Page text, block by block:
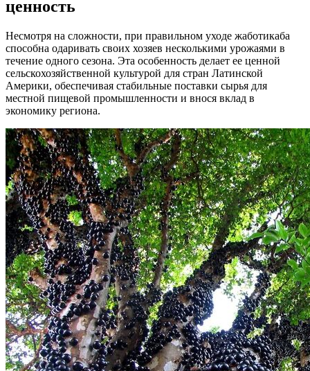
ценность
Несмотря на сложности, при правильном уходе жаботикаба
способна одаривать своих хозяев несколькими урожаями в
течение одного сезона. Эта особенность делает ее ценной
сельскохозяйственной культурой для стран Латинской
Америки, обеспечивая стабильные поставки сырья для
местной пищевой промышленности и внося вклад в
экономику региона.